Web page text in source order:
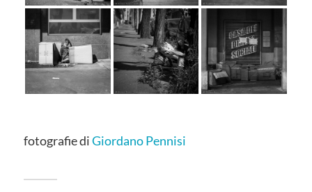
fotografie diGiordano Pennisi